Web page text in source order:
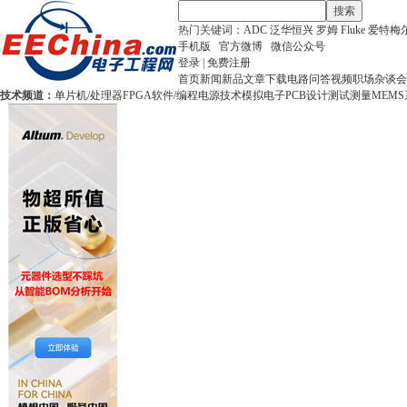
搜索
热门关键词： ADC 泛华恒兴 罗姆 Fluke 爱特梅
手机版
官方微博
微信公众号
登录 免费注册
首页新闻新品文章下载电路问答视频职场杂谈
技术频道： 单片机/处理器FPGA软件/编程电源技术模拟电子PCB设计测试测量MEMS